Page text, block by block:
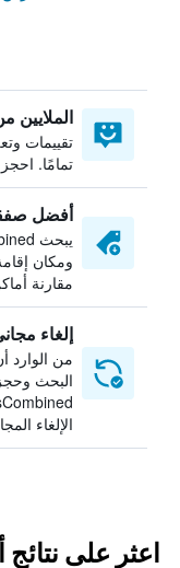
الملايين
تقييمات
تمامًا.
أفضل
ومكان
مقارنة
إلغاء
من الوارد
البحث
الإلغاء
اعثر على